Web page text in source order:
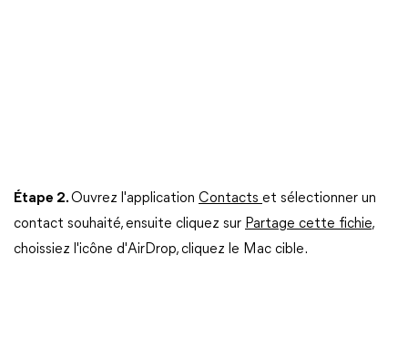
Étape 2.Ouvrez l'application Contacts et sélectionner un
contact souhaité, ensuite cliquez sur Partage cette fichie,
choissiez l'icône d'AirDrop, cliquez le Mac cible.